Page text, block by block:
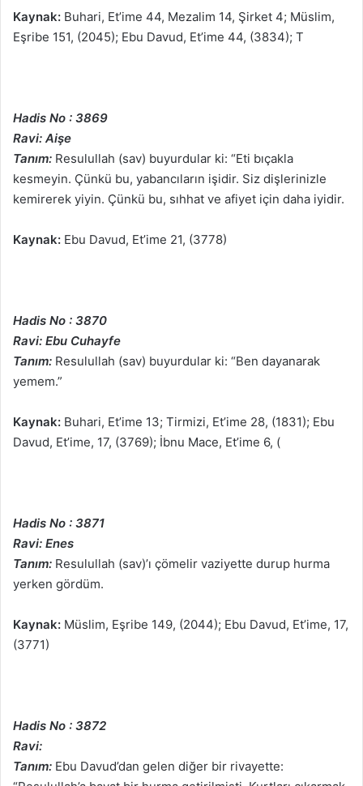
Kaynak: Buhari, Et’ime 44, Mezalim 14, Şirket 4; Müslim,
Eşribe 151, (2045); Ebu Davud, Et’ime 44, (3834); T
Hadis No : 3869
Ravi: Aişe
Tanım: Resulullah (sav) buyurdular ki: “Eti bıçakla
kesmeyin. Çünkü bu, yabancıların işidir. Siz dişlerinizle
kemirerek yiyin. Çünkü bu, sıhhat ve afiyet için daha iyidir.
Kaynak: Ebu Davud, Et’ime 21, (3778)
Hadis No : 3870
Ravi: Ebu Cuhayfe
Tanım: Resulullah (sav) buyurdular ki: “Ben dayanarak
yemem.”
Kaynak: Buhari, Et’ime 13; Tirmizi, Et’ime 28, (1831); Ebu
Davud, Et’ime, 17, (3769); İbnu Mace, Et’ime 6, (
Hadis No : 3871
Ravi: Enes
Tanım: Resulullah (sav)’ı çömelir vaziyette durup hurma
yerken gördüm.
Kaynak: Müslim, Eşribe 149, (2044); Ebu Davud, Et’ime, 17,
(3771)
Hadis No : 3872
Ravi:
Tanım: Ebu Davud’dan gelen diğer bir rivayette: